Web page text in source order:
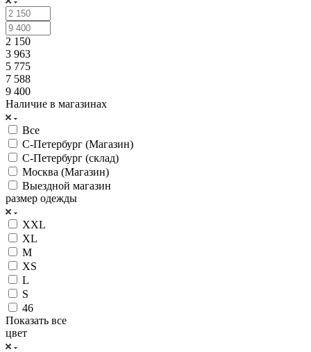
2 150
3 963
5 775
7 588
9 400
Наличие в магазинах
Все
С-Петербург (Магазин)
С-Петербург (склад)
Москва (Магазин)
Выездной магазин
размер одежды
XXL
XL
M
XS
L
S
46
Показать все
цвет